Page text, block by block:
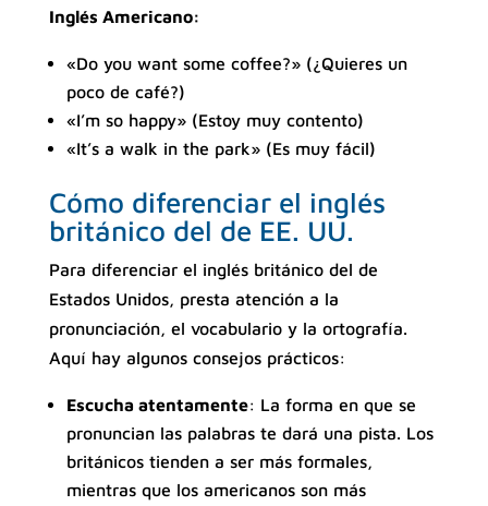
Inglés Americano:
«Do you want some coffee?» (¿Quieres un
poco de café?)
«I’m so happy» (Estoy muy contento)
«It’s a walk in the park» (Es muy fácil)
Cómo diferenciar el inglés
británico del de EE. UU.
Para diferenciar el inglés británico del de
Estados Unidos, presta atención a la
pronunciación, el vocabulario y la ortografía.
Aquí hay algunos consejos prácticos:
Escucha atentamente: La forma en que se
pronuncian las palabras te dará una pista. Los
británicos tienden a ser más formales,
mientras que los americanos son más